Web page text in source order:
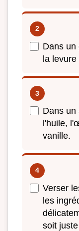
Dans un
la
Dans un
l'huile,
vanille.
Verser
les
soit